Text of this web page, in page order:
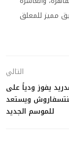
مميز للمعلق
التالي
يفوز ودياً على
ويستعد
للموسم الجديد